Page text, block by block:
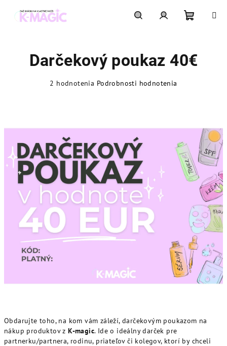
košík
Obdarujte toho, na kom vám záleží, darčekovým poukazom na
nákup produktov zK-magic. Ide o ideálny darček pre
partnerku/partnera, rodinu, priateľov či kolegov, ktorí by chceli
Darčekový poukaz 40€
hviezdičiek.
2 hodnotenia Podrobnosti hodnotenia